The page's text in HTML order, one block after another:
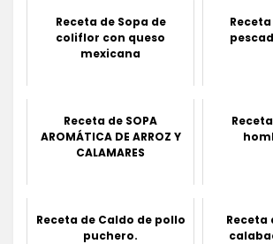
Receta de Sopa de
coliflor con queso
mexicana
Receta de SOPA
AROMÁTICA DE ARROZ Y
CALAMARES
Receta de Caldo de pollo
puchero.
Receta